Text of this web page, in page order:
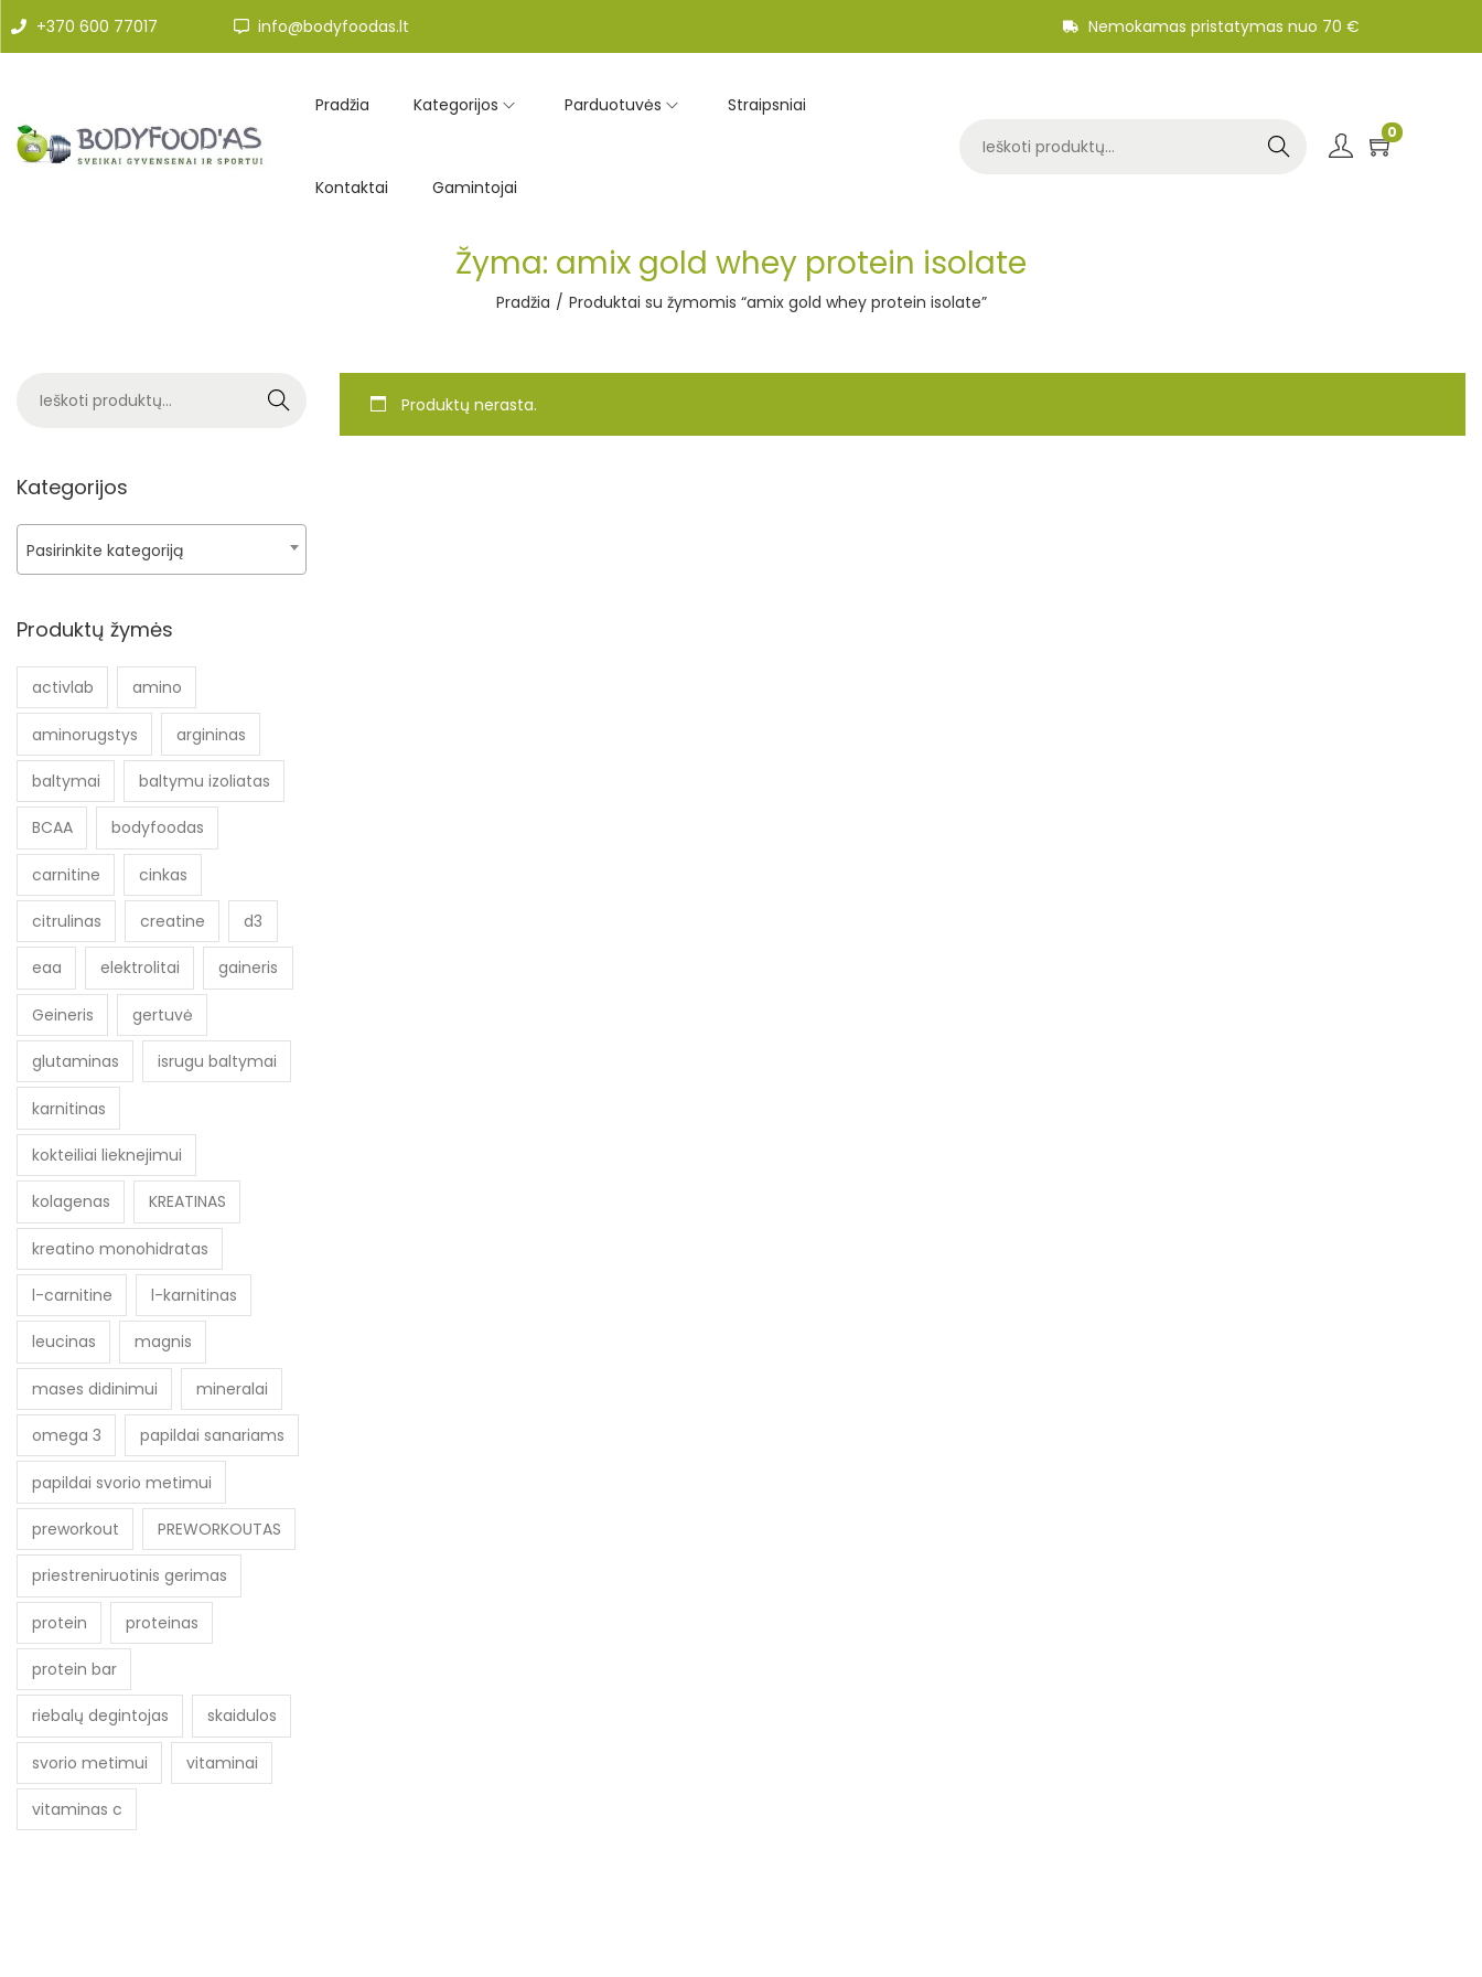
+370 600 77017 info@bodyfoodas.lt Nemokamas pristatymas nuo 70 €
Pradžia Kategorijos Parduotuvės Straipsniai
Kontaktai Gamintojai
Search
0
Žyma: amix gold whey protein isolate
Pradžia / Produktai su žymomis “amix gold whey protein isolate”
Produktų nerasta.
Search
Kategorijos
Pasirinkite kategoriją
Produktų žymės
activlab amino
aminorugstys argininas
baltymai baltymu izoliatas
BCAA bodyfoodas
carnitine cinkas
citrulinas creatine d3
eaa elektrolitai gaineris
Geineris gertuvė
glutaminas isrugu baltymai
karnitinas
kokteiliai lieknejimui
kolagenas KREATINAS
kreatino monohidratas
l-carnitine l-karnitinas
leucinas magnis
mases didinimui mineralai
omega 3 papildai sanariams
papildai svorio metimui
preworkout PREWORKOUTAS
priestreniruotinis gerimas
protein proteinas
protein bar
riebalų degintojas skaidulos
svorio metimui vitaminai
vitaminas c